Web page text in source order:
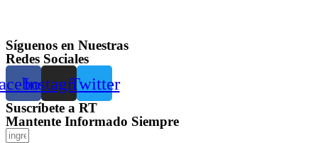
Síguenos en Nuestras
Redes Sociales
InstagramTwitter
Suscríbete a RT
Mantente Informado Siempre